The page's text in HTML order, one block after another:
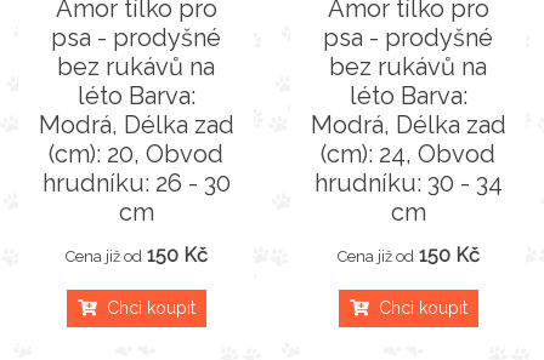
Amor tílko pro
psa - prodyšné
bez rukávů na
léto Barva:
Modrá, Délka zad
(cm): 20, Obvod
hrudníku: 26 - 30
cm
Cena již od 150 Kč
Chci koupit
Amor tílko pro
psa - prodyšné
bez rukávů na
léto Barva:
Modrá, Délka zad
(cm): 24, Obvod
hrudníku: 30 - 34
cm
Cena již od 150 Kč
Chci koupit